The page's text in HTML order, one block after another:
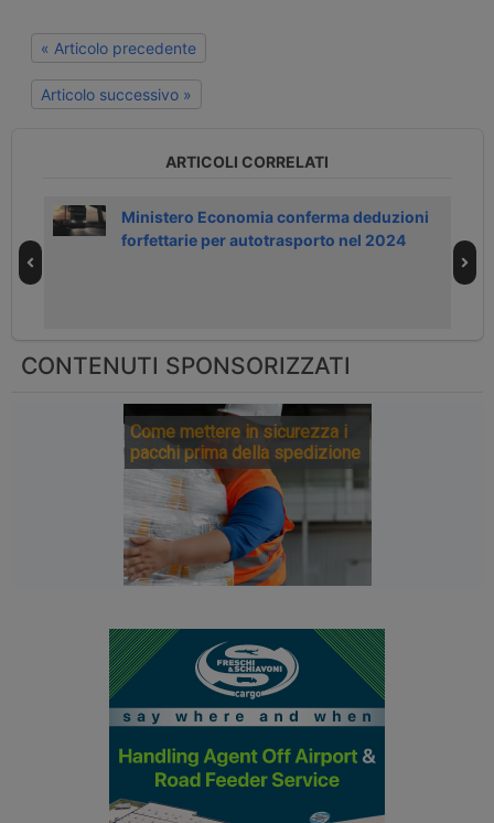
« Articolo precedente
Articolo successivo »
ARTICOLI CORRELATI
Ministero Economia conferma deduzioni
forfettarie per autotrasporto nel 2024
CONTENUTI SPONSORIZZATI
Come mettere in sicurezza i
pacchi prima della spedizione